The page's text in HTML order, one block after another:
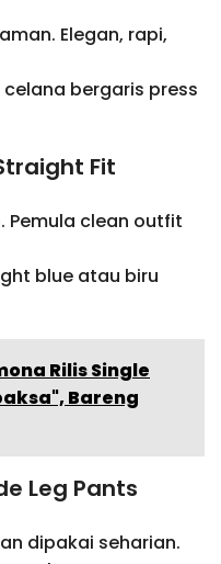
Elegan, rapi,
bergaris press
Fit
Pemula clean outfit
blue atau biru
Rilis Single
Bareng
Leg Pants
dipakai seharian.